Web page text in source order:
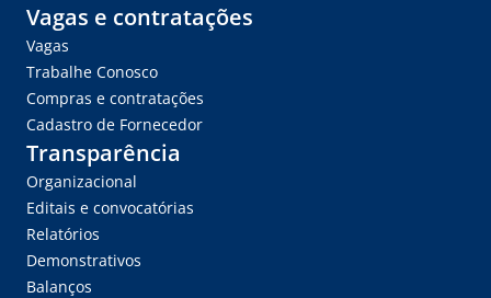
Vagas e contratações
Vagas
Trabalhe Conosco
Compras e contratações
Cadastro de Fornecedor
Transparência
Organizacional
Editais e convocatórias
Relatórios
Demonstrativos
Balanços